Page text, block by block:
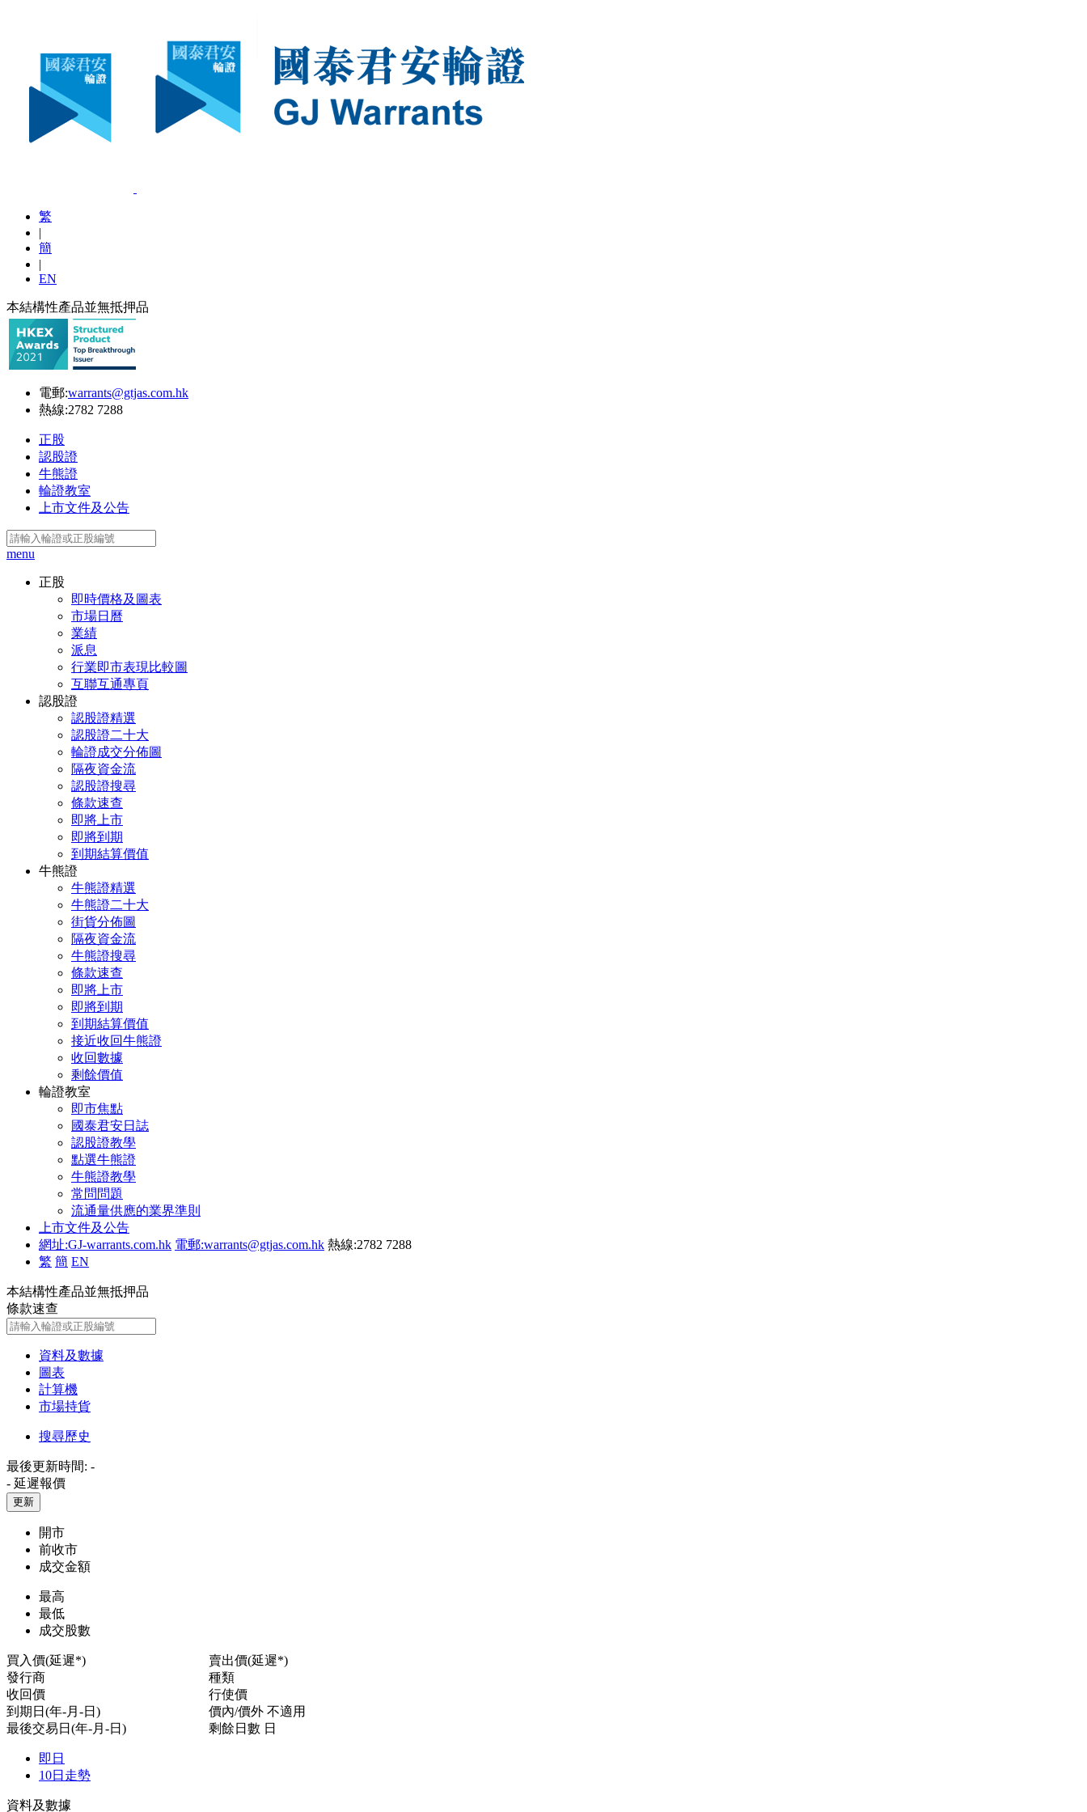
繁
|
簡
|
EN
本結構性產品並無抵押品
電郵:warrants@gtjas.com.hk
熱線:2782 7288
正股
認股證
牛熊證
輪證教室
上市文件及公告
menu
正股
即時價格及圖表
市場日曆
業績
派息
行業即市表現比較圖
互聯互通專頁
認股證
認股證精選
認股證二十大
輪證成交分佈圖
隔夜資金流
認股證搜尋
條款速查
即將上市
即將到期
到期結算價值
牛熊證
牛熊證精選
牛熊證二十大
街貨分佈圖
隔夜資金流
牛熊證搜尋
條款速查
即將上市
即將到期
到期結算價值
接近收回牛熊證
收回數據
剩餘價值
輪證教室
即市焦點
國泰君安日誌
認股證教學
點選牛熊證
牛熊證教學
常問問題
流通量供應的業界準則
上市文件及公告
網址:GJ-warrants.com.hk 電郵:warrants@gtjas.com.hk 熱線:2782 7288
繁 簡 EN
本結構性產品並無抵押品
條款速查
資料及數據
圖表
計算機
市場持貨
搜尋歷史
最後更新時間: -
- 延遲報價
更新
開市
前收市
成交金額
最高
最低
成交股數
買入價(延遲*)
賣出價(延遲*)
發行商
種類
收回價
行使價
到期日(年-月-日)
價內/價外 不適用
最後交易日(年-月-日)
剩餘日數 日
即日
10日走勢
資料及數據